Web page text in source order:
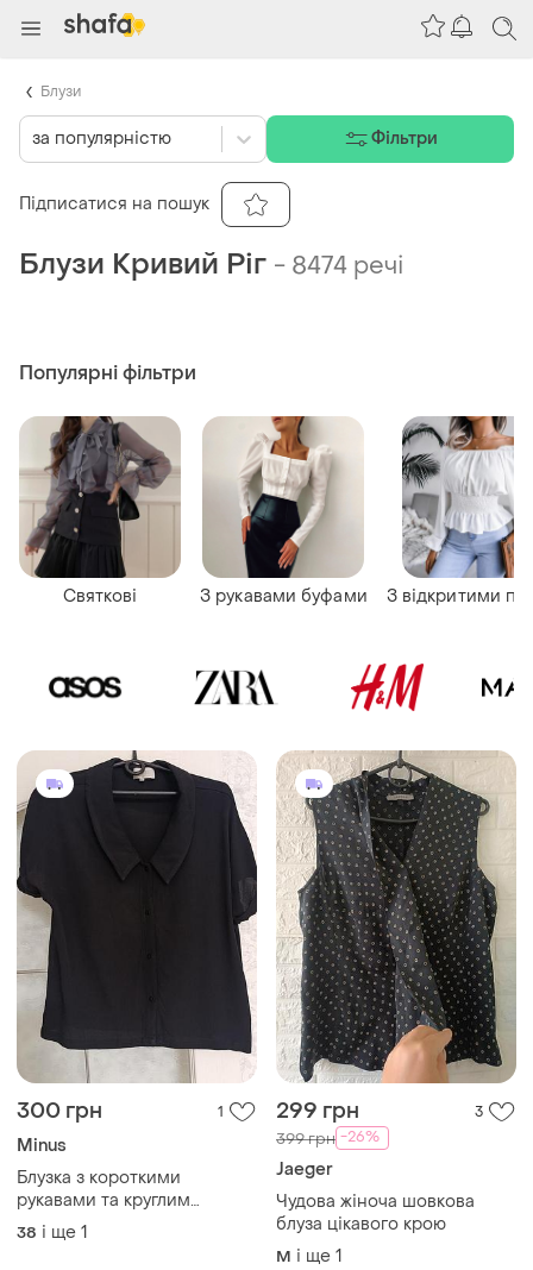
Блузи Кривий Ріг - 8474 речі
300 грн 1
Minus
Блузка з короткими
рукавами та круглим
відкладним коміром
38 і ще 1
299 грн 3
399 грн -26%
Jaeger
Чудова жіноча шовкова
блуза цікавого крою
M і ще 1
Популярні фільтри
Святкові З рукавами буфами З відкритими
за популярністю Фільтри
Підписатися на пошук
Блузи